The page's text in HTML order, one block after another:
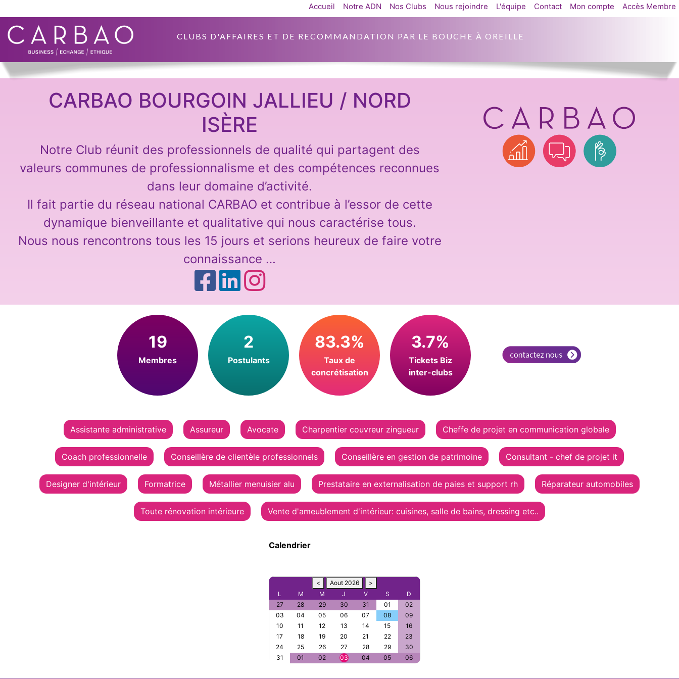
CLUBS D'AFFAIRES ET DE RECOMMANDATION PAR LE BOUCHE À OREILLE
Accueil Notre ADN Nos Clubs Nous rejoindre L'équipe Contact Mon compte Accès Membre
CARBAO BOURGOIN JALLIEU / NORD
ISÈRE
Notre Club réunit des professionnels de qualité qui partagent des
valeurs communes de professionnalisme et des compétences reconnues
dans leur domaine d’activité.
Il fait partie du réseau national CARBAO et contribue à l’essor de cette
dynamique bienveillante et qualitative qui nous caractérise tous.
Nous nous rencontrons tous les 15 jours et serions heureux de faire votre
connaissance …
19
Membres
2
Postulants
83.3%
Taux de
concrétisation
3.7%
Tickets Biz
inter-clubs
Assistante administrative Assureur Avocate Charpentier couvreur zingueur Cheffe de projet en communication globale
Coach professionnelle Conseillère de clientèle professionnels Conseillère en gestion de patrimoine Consultant - chef de projet it
Designer d'intérieur Formatrice Métallier menuisier alu Prestataire en externalisation de paies et support rh Réparateur automobiles
Toute rénovation intérieure Vente d'ameublement d'intérieur: cuisines, salle de bains, dressing etc..
Calendrier
< Aout 2026
>
L
M M J V S
D
27
28 29 30 31 01
02
03
04 05 06 07 08
09
10
11 12 13 14 15
16
17
18 19 20 21 22
23
24
25 26 27 28 29
30
31
01 02 03 04 05 06